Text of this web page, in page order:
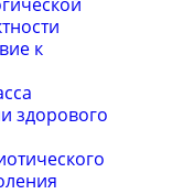
к
здорового